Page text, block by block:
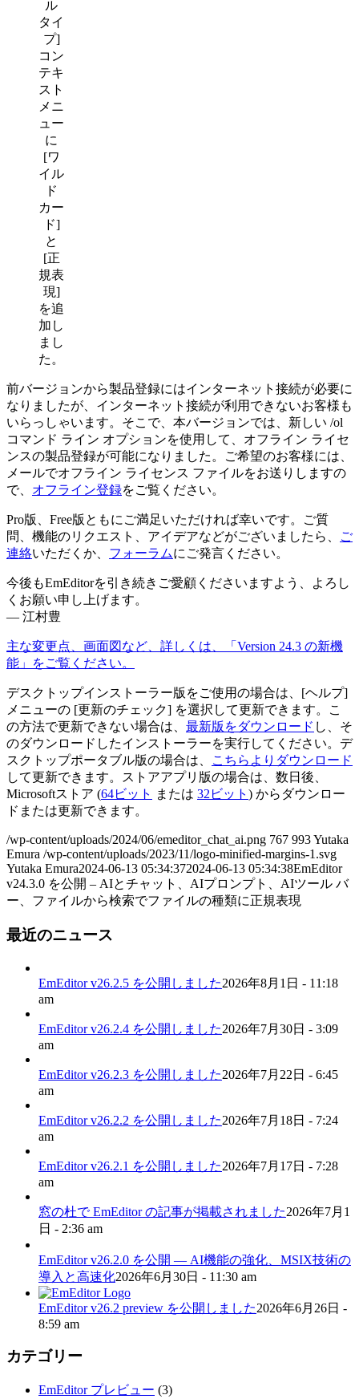
ル
タイ
プ]
コン
テキ
スト
メニ
ュー
に
[ワ
イル
ド
カー
ド]
と
[正
規表
現]
を追
加し
まし
た。
前バージョンから製品登録にはインターネット接続が必要に
なりましたが、インターネット接続が利用できないお客様も
いらっしゃいます。そこで、本バージョンでは、新しい /ol
コマンド ライン オプションを使用して、オフライン ライセ
ンスの製品登録が可能になりました。ご希望のお客様には、
メールでオフライン ライセンス ファイルをお送りしますの
で、 オフライン登録をご覧ください。
Pro版、Free版ともにご満足いただければ幸いです。ご質
問、機能のリクエスト、アイデアなどがございましたら、
ご
連絡いただくか、 フォーラムにご発言ください。
今後もEmEditorを引き続きご愛顧くださいますよう、よろし
くお願い申し上げます。
— 江村豊
主な変更点、画面図など、詳しくは、「Version 24.3 の新機
能」をご覧ください。
デスクトップインストーラー版をご使用の場合は、[ヘルプ]
メニューの [更新のチェック] を選択して更新できます。こ
の方法で更新できない場合は、 最新版をダウンロード し、そ
のダウンロードしたインストーラーを実行してください。デ
スクトップポータブル版の場合は、
こちらよりダウンロード
して更新できます。ストアアプリ版の場合は、数日後、
Microsoftストア (64ビット または 32ビット ) からダウンロー
ドまたは更新できます。
/wp-content/uploads/2024/06/emeditor_chat_ai.png 767 993Yutaka
Emura /wp-content/uploads/2023/11/logo-minified-margins-1.svg
Yutaka Emura2024-06-13 05:34:372024-06-13 05:34:38EmEditor
v24.3.0 を公開 – AIとチャット、AIプロンプト、AIツール バ
ー、ファイルから検索でファイルの種類に正規表現
最近のニュース
EmEditor v26.2.5 を公開しました2026年8月1日 - 11:18
am
EmEditor v26.2.4 を公開しました2026年7月30日 - 3:09
am
EmEditor v26.2.3 を公開しました2026年7月22日 - 6:45
am
EmEditor v26.2.2 を公開しました2026年7月18日 - 7:24
am
EmEditor v26.2.1 を公開しました2026年7月17日 - 7:28
am
窓の杜で EmEditor の記事が掲載されました2026年7月1
日 - 2:36 am
EmEditor v26.2.0 を公開 — AI機能の強化、MSIX技術の
導入と高速化2026年6月30日 - 11:30 am
EmEditor v26.2 preview を公開しました2026年6月26日 -
8:59 am
カテゴリー
EmEditor プレビュー (3)